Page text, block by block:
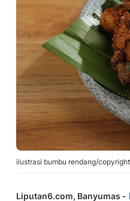
ilustrasi bumbu rendang/
Liputan6.com, Banyumas -